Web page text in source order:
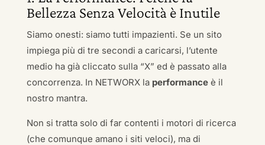
Bellezza Senza Velocità è Inutile
Siamo onesti: siamo tutti impazienti. Se un sito
impiega più di tre secondi a caricarsi, l’utente
medio ha già cliccato sulla “X” ed è passato alla
concorrenza. In NETWORX la performanceè il
nostro mantra.
Non si tratta solo di far contenti i motori di ricerca
(che comunque amano i siti veloci), ma di